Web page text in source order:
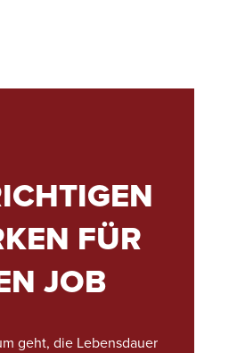
FÜR
JOB
geht, die Lebensdauer